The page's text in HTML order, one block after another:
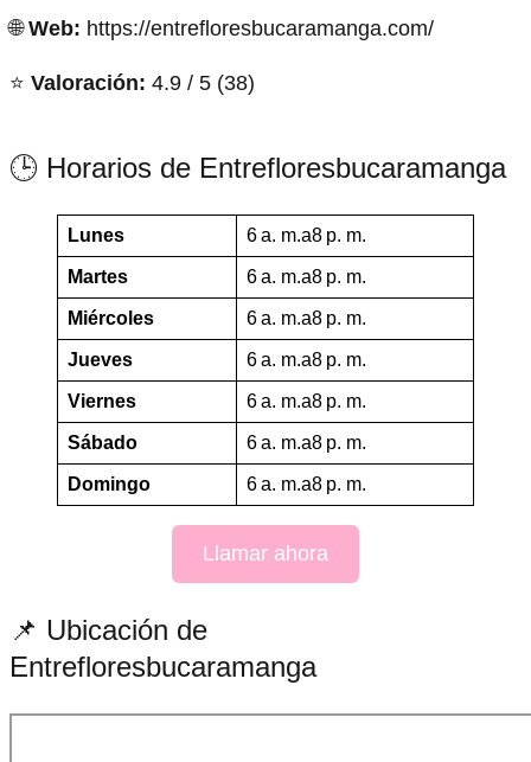
🌐Web: https://entrefloresbucaramanga.com/
⭐ Valoración: 4.9 / 5 (38)
🕒 Horarios de Entrefloresbucaramanga
Lunes 6 a. m.a8 p. m.
Martes 6 a. m.a8 p. m.
Miércoles 6 a. m.a8 p. m.
Jueves 6 a. m.a8 p. m.
Viernes 6 a. m.a8 p. m.
Sábado 6 a. m.a8 p. m.
Domingo 6 a. m.a8 p. m.
Llamar ahora
📌 Ubicación de
Entrefloresbucaramanga